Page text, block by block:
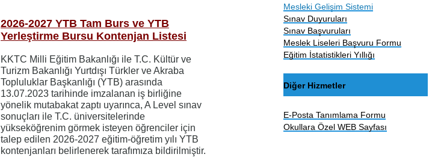
2026-2027 YTB Tam Burs ve YTB
Yerleştirme Bursu Kontenjan Listesi
KKTC Milli Eğitim Bakanlığı ile T.C. Kültür ve
Turizm Bakanlığı Yurtdışı Türkler ve Akraba
Topluluklar Başkanlığı (YTB) arasında
13.07.2023 tarihinde imzalanan iş birliğine
yönelik mutabakat zaptı uyarınca, A Level sınav
sonuçları ile T.C. üniversitelerinde
yükseköğrenim görmek isteyen öğrenciler için
talep edilen 2026-2027 eğitim-öğretim yılı YTB
kontenjanları belirlenerek tarafımıza bildirilmiştir.
Mesleki Gelişim Sistemi
Sınav Duyuruları
Sınav Başvuruları
Meslek Liseleri Başvuru Formu
Eğitim İstatistikleri Yıllığı
Diğer Hizmetler
E-Posta Tanımlama Formu
Okullara Özel WEB Sayfası